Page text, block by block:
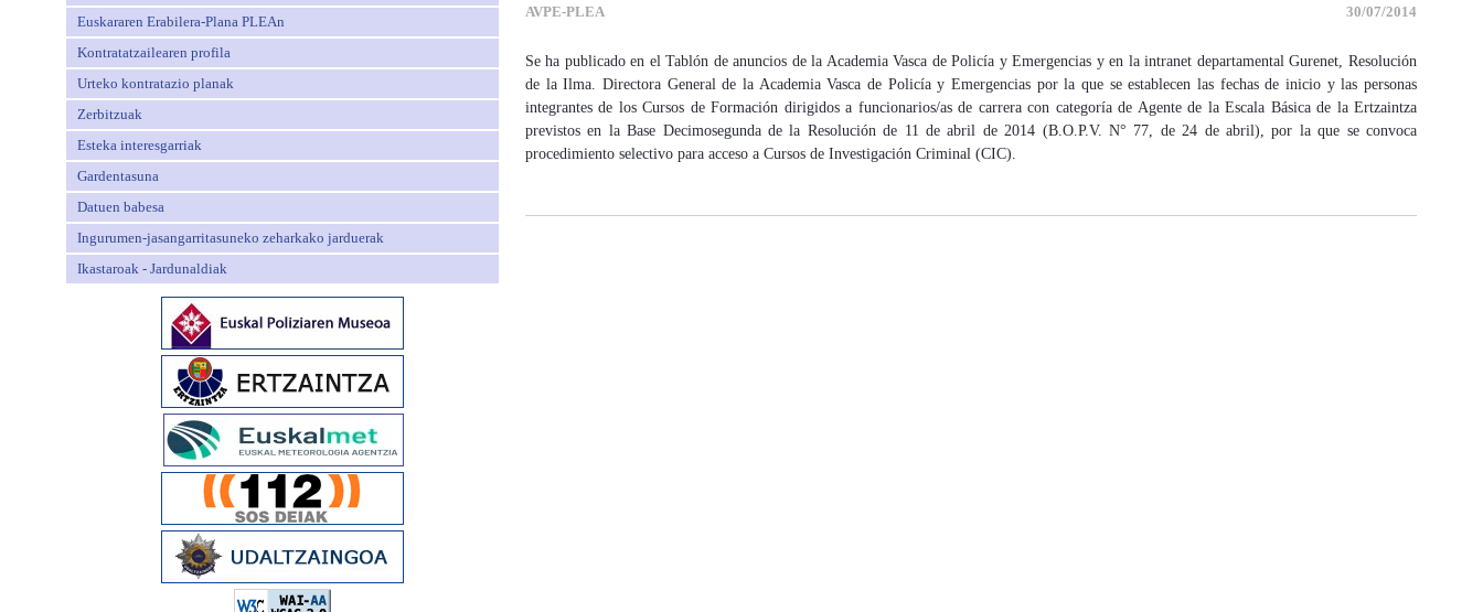
Euskararen Erabilera-Plana PLEAn
Kontratatzailearen profila
Urteko kontratazio planak
Zerbitzuak
Esteka interesgarriak
Gardentasuna
Datuen babesa
Ingurumen-jasangarritasuneko zeharkako jarduerak
Ikastaroak - Jardunaldiak
AVPE-PLEA 30/07/2014
Se ha publicado en el Tablón de anuncios de la Academia Vasca de Policía y Emergencias y en la intranet departamental Gurenet, Resolución
de la Ilma. Directora General de la Academia Vasca de Policía y Emergencias por la que se establecen las fechas de inicio y las personas
integrantes de los Cursos de Formación dirigidos a funcionarios/as de carrera con categoría de Agente de la Escala Básica de la Ertzaintza
previstos en la Base Decimosegunda de la Resolución de 11 de abril de 2014 (B.O.P.V. N° 77, de 24 de abril), por la que se convoca
procedimiento selectivo para acceso a Cursos de Investigación Criminal (CIC).